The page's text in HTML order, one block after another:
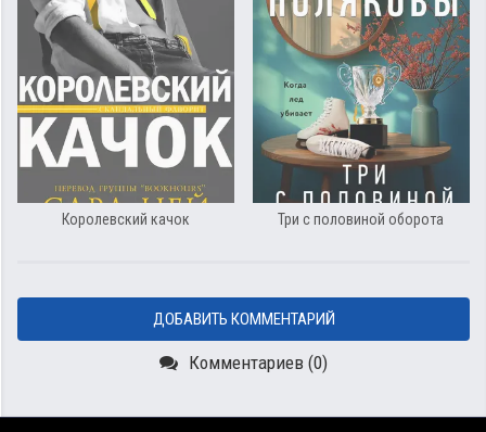
Королевский качок Три с половиной оборота
ДОБАВИТЬ КОММЕНТАРИЙ
Комментариев (0)